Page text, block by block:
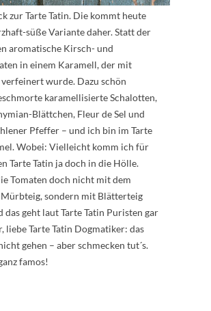
zur Tarte Tatin. Die kommt heute
süße Variante daher. Statt der
aromatische Kirsch- und
in einem Karamell, der mit
wurde. Dazu schön
karamellisierte Schalotten,
Blättchen, Fleur de Sel und
Pfeffer – und ich bin im Tarte
Wobei: Vielleicht komm ich für
Tarte Tatin ja doch in die Hölle.
Tomaten doch nicht mit dem
sondern mit Blätterteig
das geht laut Tarte Tatin Puristen gar
liebe Tarte Tatin Dogmatiker: das
gehen – aber schmecken tut´s.
famos!